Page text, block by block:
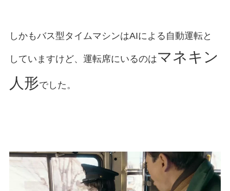
しかもバス型タイムマシンはAIによる自動運転と
していますけど、運転席にいるのはマネキン
人形でした。